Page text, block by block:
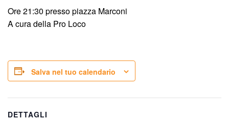
Ore 21:30 presso piazza Marconi
A cura della Pro Loco
Salva nel tuo calendario
DETTAGLI